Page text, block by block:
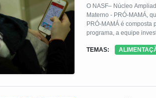
O NASF– Núcleo
Materno - PRÓ-MAMÁ,
PRÓ-MAMÁ é composta por fonoaudiólogo, nutricionista e psicólogo. No intuito de ampliar o acesso da população ao
programa, a equipe investiu
TEMAS: